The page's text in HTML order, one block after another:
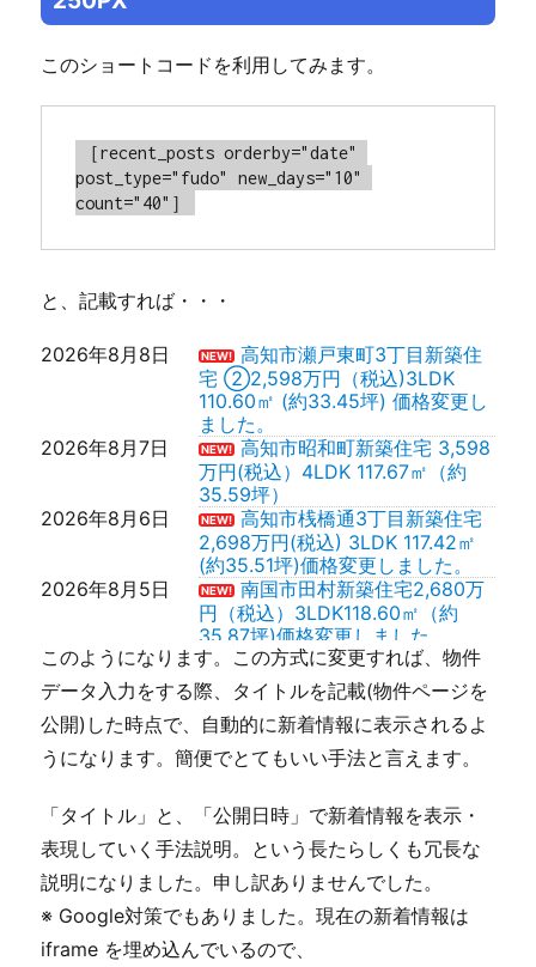
このショートコードを利用してみます。
［recent_posts orderby="date"
post_type="fudo" new_days="10"
count="40"］
と、記載すれば・・・
2026年8月8日 NEW!
高知市瀬戸東町3丁目新築住
宅 ②2,598万円（税込)3LDK
110.60㎡ (約33.45坪) 価格変更し
ました。
2026年8月7日
NEW!
高知市昭和町新築住宅 3,598
万円(税込）4LDK 117.67㎡（約
35.59坪）
2026年8月6日
NEW!
高知市桟橋通3丁目新築住宅
2,698万円(税込) 3LDK 117.42㎡
(約35.51坪)価格変更しました。
2026年8月5日
NEW!
南国市田村新築住宅2,680万
円（税込）3LDK118.60㎡（約
35.87坪)価格変更しました。
2026年8月4日
NEW!
高知市新田町新築住宅
③3,098万円(税込）4LDK128.05
㎡ (約38.73坪)
2026年8月3日
NEW!
高知市新田町新築住宅
②3,398万円(税込）4LDK123.29
2026年8月2日
高知市北竹島町リフォーム済
住宅 1,399万円（税込）3DK
76.04㎡(約23坪)
NEW!
高知市旭駅前町 新築住宅
2,780万円(税込) 3LDK 76.64㎡
（約23.18坪）動画アップしまし
た。
このようになります。この方式に変更すれば、物件
データ入力をする際、タイトルを記載(物件ページを
公開)した時点で、自動的に新着情報に表示されるよ
うになります。簡便でとてもいい手法と言えます。
「タイトル」と、「公開日時」で新着情報を表示・
表現していく手法説明。という長たらしくも冗長な
説明になりました。申し訳ありませんでした。
※ Google対策でもありました。現在の新着情報は
iframe を埋め込んでいるので、